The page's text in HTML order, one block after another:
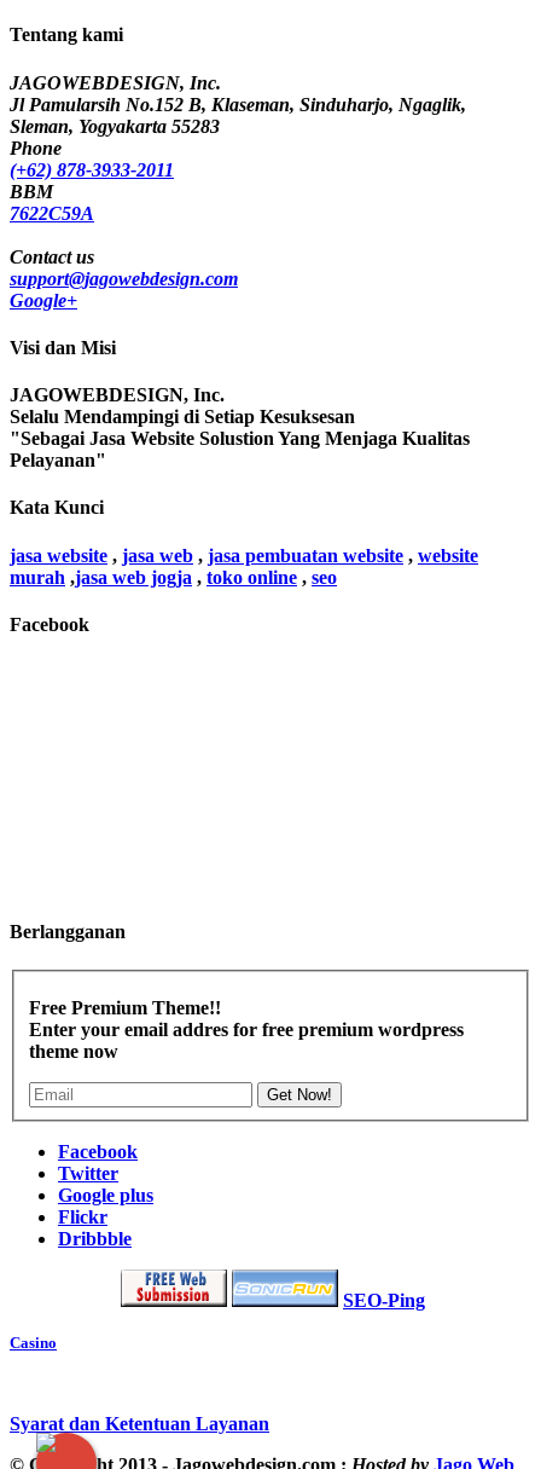
Tentang kami
JAGOWEBDESIGN, Inc.
Jl Pamularsih No.152 B, Klaseman, Sinduharjo, Ngaglik,
Sleman, Yogyakarta 55283
Phone
(+62) 878-3933-2011
BBM
7622C59A
Contact us
support@jagowebdesign.com
Google+
Visi dan Misi
JAGOWEBDESIGN, Inc.
Selalu Mendampingi di Setiap Kesuksesan
"Sebagai Jasa Website Solustion Yang Menjaga Kualitas
Pelayanan"
Kata Kunci
jasa website , jasa web , jasa pembuatan website , website
murah ,jasa web jogja , toko online , seo
Facebook
Berlangganan
Free Premium Theme!!
Enter your email addres for free premium wordpress
theme now
Get Now!
Facebook
Twitter
Google plus
Flickr
Dribbble
SEO-Ping
Casino
Syarat dan Ketentuan Layanan